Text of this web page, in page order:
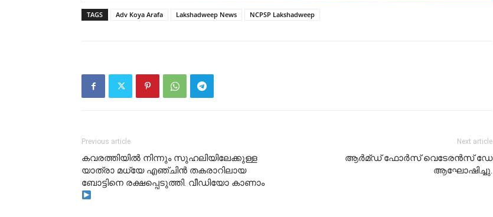
TAGS Adv Koya Arafa Lakshadweep News NCPSP Lakshadweep
Previous article
കവരത്തിയിൽ നിന്നും സുഹലിയിലേക്കുള്ള
യാത്രാ മധ്യേ എഞ്ചിൻ തകരാറിലായ
ബോട്ടിനെ രക്ഷപ്പെടുത്തി. വീഡിയോ കാണാം
Next article
ആർമ്ഡ് ഫോർസ് വെടേരൻസ് ഡേ
ആഘോഷിച്ചു.